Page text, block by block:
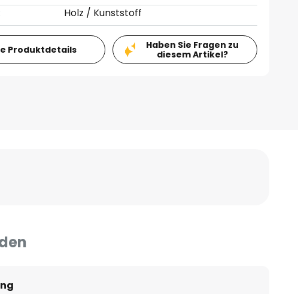
Holz / Kunststoff
Produktdetails
Haben Sie Fragen zu
diesem Artikel?